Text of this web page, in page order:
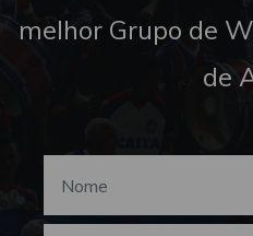
melhor Grupo de
de